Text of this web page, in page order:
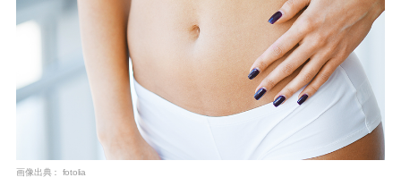
画像出典： fotolia